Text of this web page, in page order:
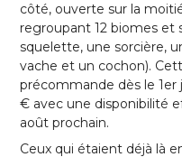
côté, ouverte sur la
regroupant 12 biomes et
squelette, une sorcière,
vache et un cochon).
précommande dès le 1er
€ avec une disponibilité
août prochain.
Ceux qui étaient déjà là